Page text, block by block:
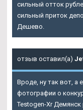
сильный отток
сильный приток
Дешево.
отзыв оставил(а)
Вроде, ну так вот, а
фотографии о
Testogen-Xr